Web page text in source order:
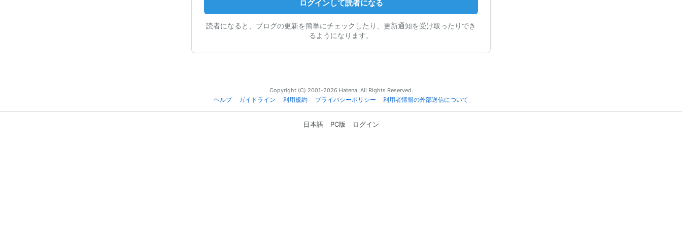
ログインして読者になる
読者になると、ブログの更新を簡単にチェックしたり、更新通知を受け取ったりでき
るようになります。
Copyright (C) 2001-2026 Hatena. All Rights Reserved.
ヘルプ
ガイドライン 利用規約 プライバシーポリシー 利用者情報の外部送信について
日本語 PC版 ログイン